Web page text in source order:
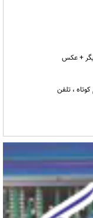
+ عکس
، تلفن